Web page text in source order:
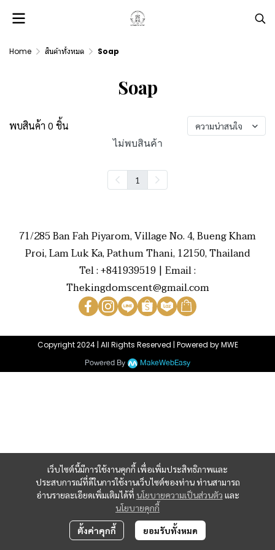
Home สินค้าทั้งหมด Soap
Soap
พบสินค้า 0 ชิ้น ความน่าสนใจ
ไม่พบสินค้า
1
เว็บไซต์นี้มีการใช้งานคุกกี้ เพื่อเพิ่มประสิทธิภาพและ
ประสบการณ์ที่ดีในการใช้งานเว็บไซต์ของท่าน ท่านสามารถ
อ่านรายละเอียดเพิ่มเติมได้ที่ นโยบายความเป็นส่วนตัว และ
นโยบายคุกกี้
ตั้งค่าคุกกี้ ยอมรับทั้งหมด
71/285 Ban Fah Piyarom, Village No. 4, Bueng Kham
Proi, Lam Luk Ka, Pathum Thani, 12150, Thailand
Tel : +841939519 | Email :
Thekingdomscent@gmail.com
Copyright 2024 | All Rights Reserved | Powered by MWE
Powered By MakeWebEasy